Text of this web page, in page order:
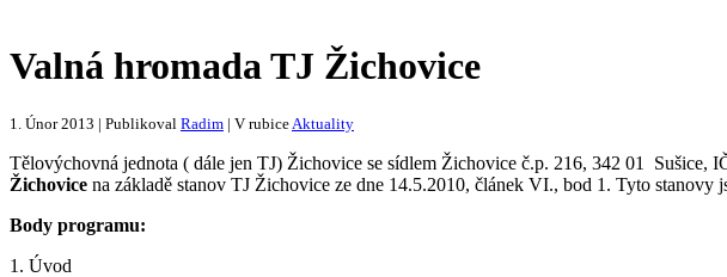
Valná hromada TJ Žichovice
1. Únor 2013 | Publikoval Radim | V rubice Aktuality
Tělovýchovná jednota ( dále jen TJ) Žichovice se sídlem Žichovice č.p. 216, 342 01 Sušice,
Žichovice na základě stanov TJ Žichovice ze dne 14.5.2010, článek VI., bod 1. Tyto
Body programu:
1. Úvod